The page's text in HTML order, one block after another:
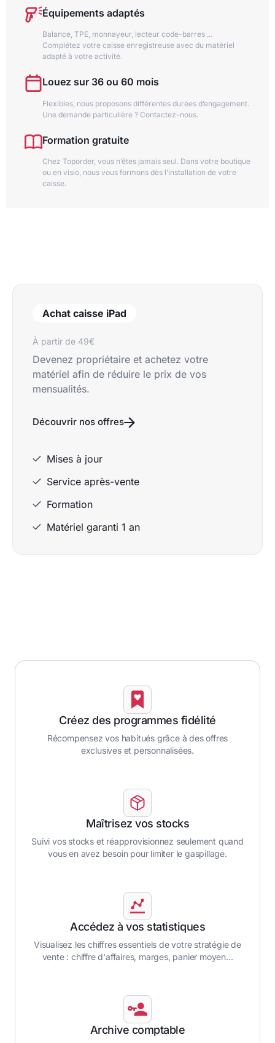
Équipements adaptés
Balance, TPE, monnayeur, lecteur code-barres ...
Complétez votre caisse enregistreuse avec du matériel
adapté à votre activité.
Louez sur 36 ou 60 mois
Flexibles, nous proposons différentes durées d’engagement.
Une demande particulière ? Contactez-nous.
Formation gratuite
Chez Toporder, vous n’êtes jamais seul. Dans votre boutique
ou en visio, nous vous formons dès l’installation de votre
caisse.
Achat caisse iPad
À partir de 49€
Devenez propriétaire et achetez votre
matériel afin de réduire le prix de vos
mensualités.
Découvrir nos offres
Mises à jour
Service après-vente
Formation
Matériel garanti 1 an
Créez des programmes fidélité
Récompensez vos habitués grâce à des offres
exclusives et personnalisées.
Maîtrisez vos stocks
Suivi vos stocks et réapprovisionnez seulement quand
vous en avez besoin pour limiter le gaspillage.
Accédez à vos statistiques
Visualisez les chiffres essentiels de votre stratégie de
vente : chiffre d'affaires, marges, panier moyen...
Archive comptable